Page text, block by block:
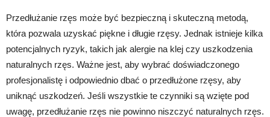
Przedłużanie rzęs może być bezpieczną i skuteczną metodą,
która pozwala uzyskać piękne i długie rzęsy. Jednak istnieje kilka
potencjalnych ryzyk, takich jak alergie na klej czy uszkodzenia
naturalnych rzęs. Ważne jest, aby wybrać doświadczonego
profesjonalistę i odpowiednio dbać o przedłużone rzęsy, aby
uniknąć uszkodzeń. Jeśli wszystkie te czynniki są wzięte pod
uwagę, przedłużanie rzęs nie powinno niszczyć naturalnych rzęs.